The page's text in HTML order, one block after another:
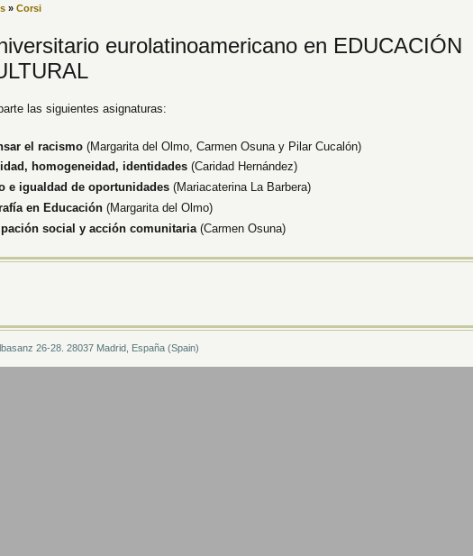
» Corsi
eurolatinoamericano en EDUCACIÓN
las siguientes asignaturas:
el racismo (Margarita del Olmo, Carmen Osuna y Pilar Cucalón)
homogeneidad, identidades (Caridad Hernández)
e igualdad de oportunidades (Mariacaterina La Barbera)
en Educación (Margarita del Olmo)
social y acción comunitaria (Carmen Osuna)
26-28. 28037 Madrid, España (Spain)